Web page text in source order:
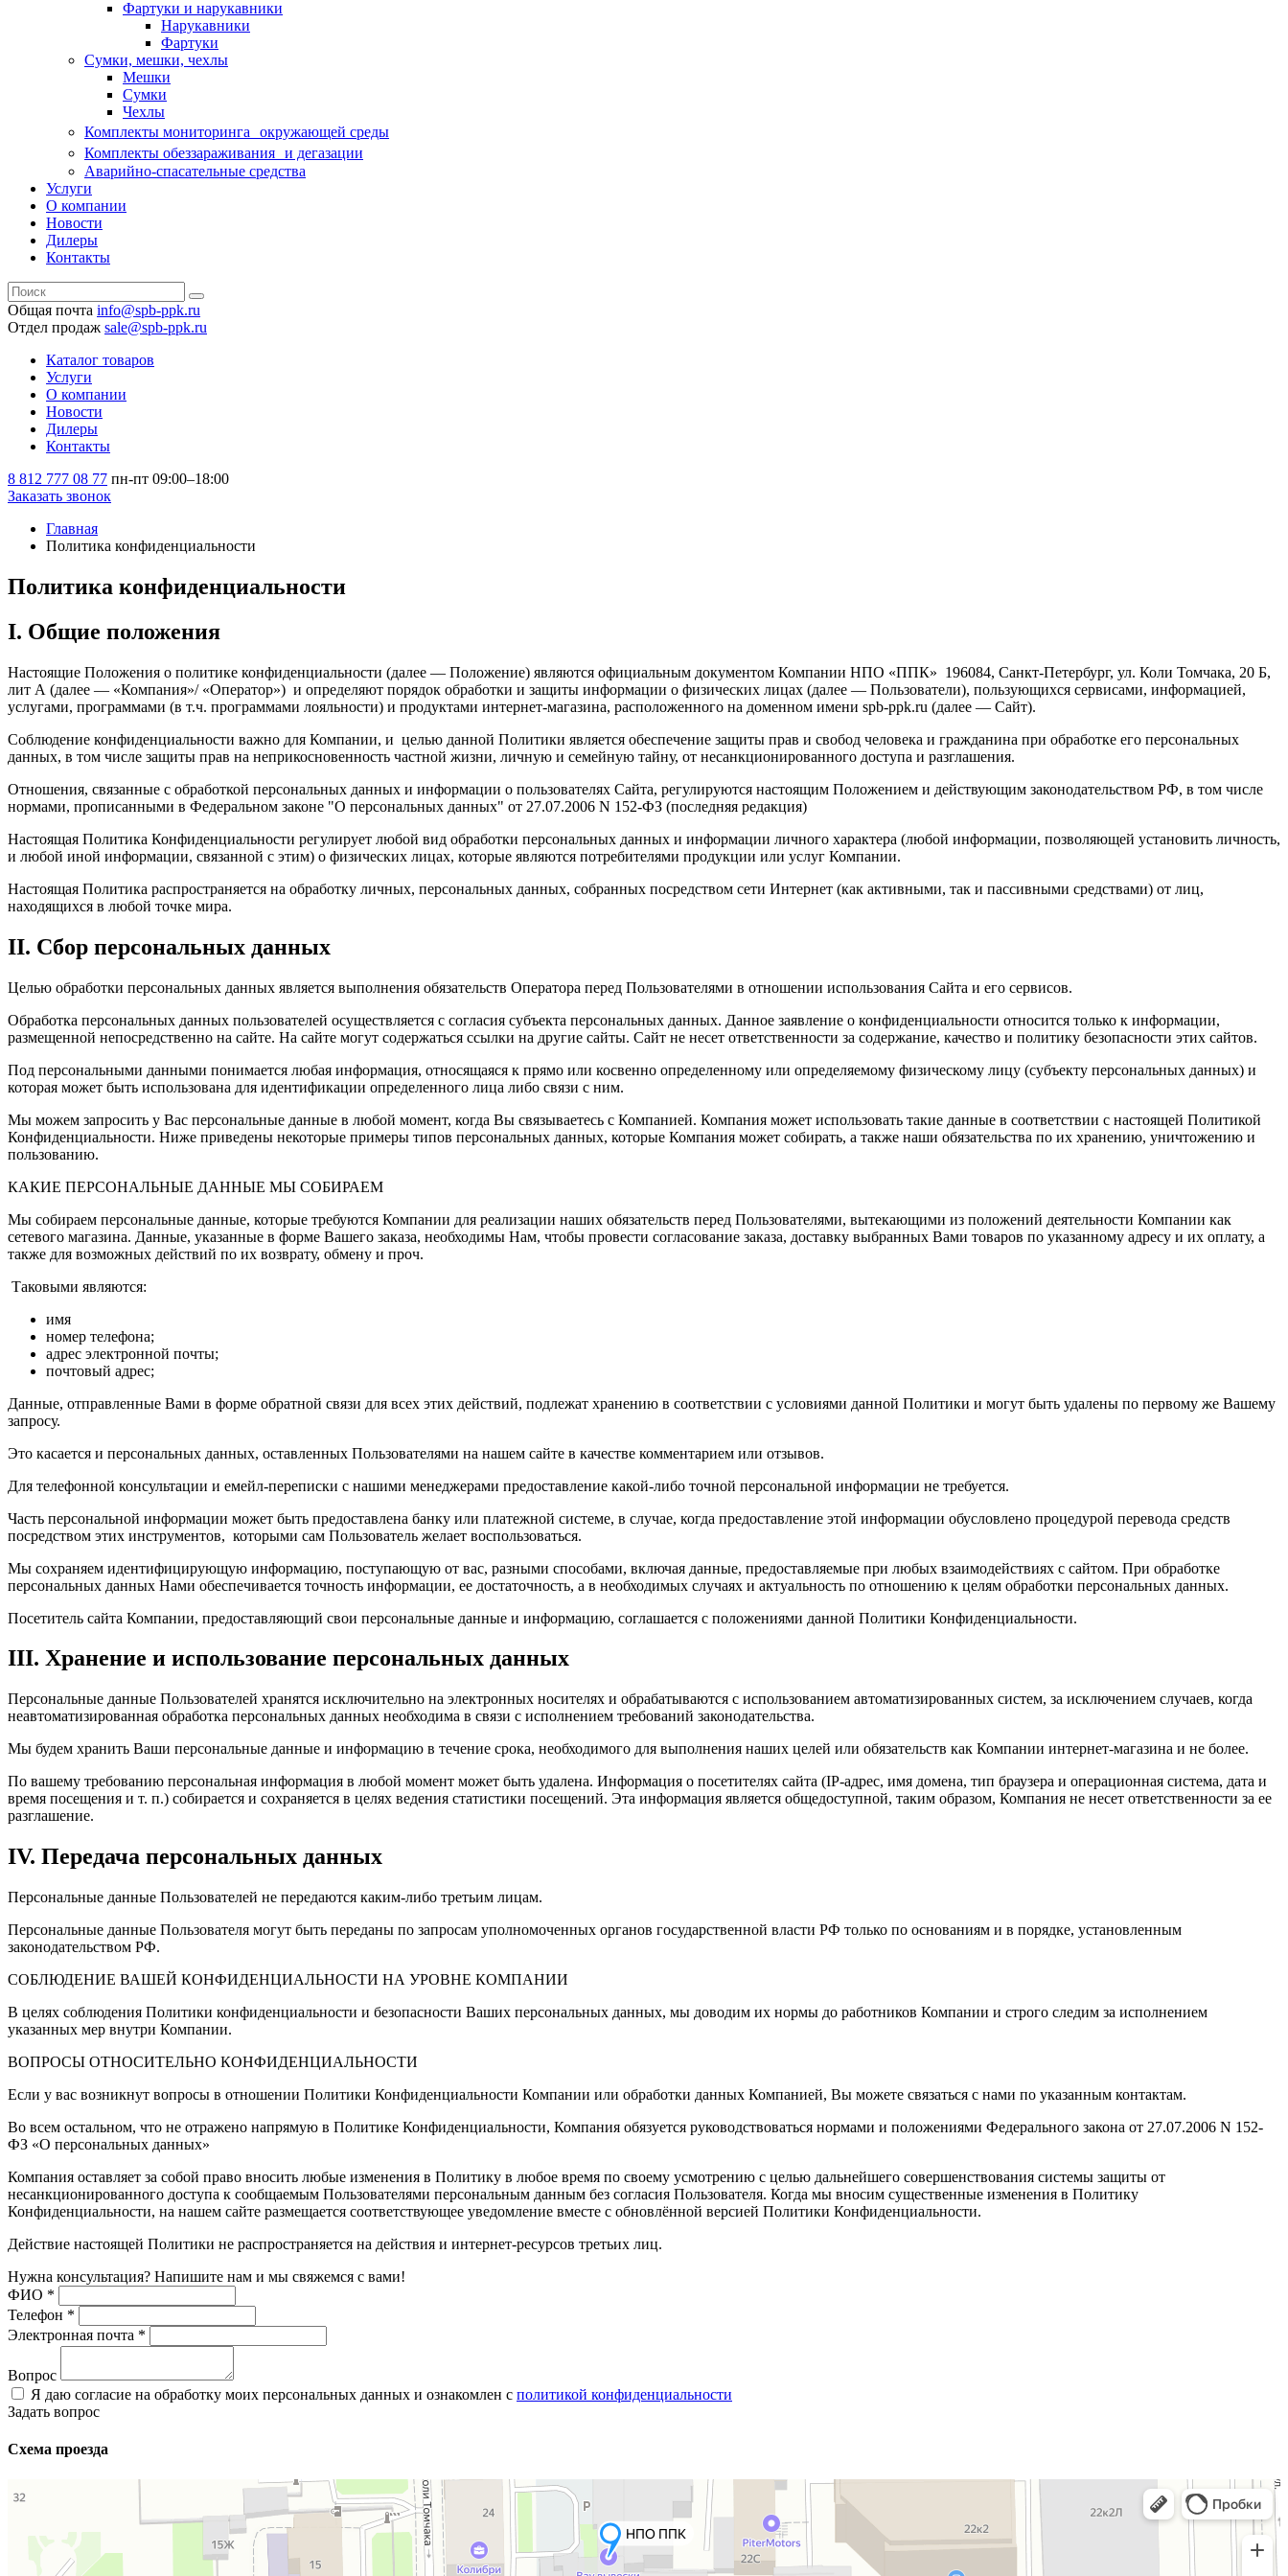
Фартуки и нарукавники
Нарукавники
Фартуки
Сумки, мешки, чехлы
Мешки
Сумки
Чехлы
Комплекты мониторинга окружающей среды
Комплекты обеззараживания и дегазации
Аварийно-спасательные средства
Услуги
О компании
Новости
Дилеры
Контакты
Общая почта info@spb-ppk.ru
Отдел продаж sale@spb-ppk.ru
Каталог товаров
Услуги
О компании
Новости
Дилеры
Контакты
8 812 777 08 77 пн-пт 09:00–18:00
Заказать звонок
Главная
Политика конфиденциальности
Политика конфиденциальности
I. Общие положения
Настоящие Положения о политике конфиденциальности (далее — Положение) являются официальным документом Компании НПО «ППК» 196084, Санкт-Петербург, ул. Коли Томчака, 20 Б,
лит А (далее — «Компания»/ «Оператор») и определяют порядок обработки и защиты информации о физических лицах (далее — Пользователи), пользующихся сервисами, информацией,
услугами, программами (в т.ч. программами лояльности) и продуктами интернет-магазина, расположенного на доменном имени spb-ppk.ru (далее — Сайт).
Соблюдение конфиденциальности важно для Компании, и целью данной Политики является обеспечение защиты прав и свобод человека и гражданина при обработке его персональных
данных, в том числе защиты прав на неприкосновенность частной жизни, личную и семейную тайну, от несанкционированного доступа и разглашения.
Отношения, связанные с обработкой персональных данных и информации о пользователях Сайта, регулируются настоящим Положением и действующим законодательством РФ, в том числе
нормами, прописанными в Федеральном законе "О персональных данных" от 27.07.2006 N 152-ФЗ (последняя редакция)
Настоящая Политика Конфиденциальности регулирует любой вид обработки персональных данных и информации личного характера (любой информации, позволяющей установить личность,
и любой иной информации, связанной с этим) о физических лицах, которые являются потребителями продукции или услуг Компании.
Настоящая Политика распространяется на обработку личных, персональных данных, собранных посредством сети Интернет (как активными, так и пассивными средствами) от лиц,
находящихся в любой точке мира.
II. Сбор персональных данных
Целью обработки персональных данных является выполнения обязательств Оператора перед Пользователями в отношении использования Сайта и его сервисов.
Обработка персональных данных пользователей осуществляется с согласия субъекта персональных данных. Данное заявление о конфиденциальности относится только к информации,
размещенной непосредственно на сайте. На сайте могут содержаться ссылки на другие сайты. Сайт не несет ответственности за содержание, качество и политику безопасности этих сайтов.
Под персональными данными понимается любая информация, относящаяся к прямо или косвенно определенному или определяемому физическому лицу (субъекту персональных данных) и
которая может быть использована для идентификации определенного лица либо связи с ним.
Мы можем запросить у Вас персональные данные в любой момент, когда Вы связываетесь с Компанией. Компания может использовать такие данные в соответствии с настоящей Политикой
Конфиденциальности. Ниже приведены некоторые примеры типов персональных данных, которые Компания может собирать, а также наши обязательства по их хранению, уничтожению и
пользованию.
КАКИЕ ПЕРСОНАЛЬНЫЕ ДАННЫЕ МЫ СОБИРАЕМ
Мы собираем персональные данные, которые требуются Компании для реализации наших обязательств перед Пользователями, вытекающими из положений деятельности Компании как
сетевого магазина. Данные, указанные в форме Вашего заказа, необходимы Нам, чтобы провести согласование заказа, доставку выбранных Вами товаров по указанному адресу и их оплату, а
также для возможных действий по их возврату, обмену и проч.
Таковыми являются:
имя
номер телефона;
адрес электронной почты;
почтовый адрес;
Данные, отправленные Вами в форме обратной связи для всех этих действий, подлежат хранению в соответствии с условиями данной Политики и могут быть удалены по первому же Вашему
запросу.
Это касается и персональных данных, оставленных Пользователями на нашем сайте в качестве комментарием или отзывов.
Для телефонной консультации и емейл-переписки с нашими менеджерами предоставление какой-либо точной персональной информации не требуется.
Часть персональной информации может быть предоставлена банку или платежной системе, в случае, когда предоставление этой информации обусловлено процедурой перевода средств
посредством этих инструментов, которыми сам Пользователь желает воспользоваться.
Мы сохраняем идентифицирующую информацию, поступающую от вас, разными способами, включая данные, предоставляемые при любых взаимодействиях с сайтом. При обработке
персональных данных Нами обеспечивается точность информации, ее достаточность, а в необходимых случаях и актуальность по отношению к целям обработки персональных данных.
Посетитель сайта Компании, предоставляющий свои персональные данные и информацию, соглашается с положениями данной Политики Конфиденциальности.
III. Хранение и использование персональных данных
Персональные данные Пользователей хранятся исключительно на электронных носителях и обрабатываются с использованием автоматизированных систем, за исключением случаев, когда
неавтоматизированная обработка персональных данных необходима в связи с исполнением требований законодательства.
Мы будем хранить Ваши персональные данные и информацию в течение срока, необходимого для выполнения наших целей или обязательств как Компании интернет-магазина и не более.
По вашему требованию персональная информация в любой момент может быть удалена. Информация о посетителях сайта (IP-адрес, имя домена, тип браузера и операционная система, дата и
время посещения и т. п.) собирается и сохраняется в целях ведения статистики посещений. Эта информация является общедоступной, таким образом, Компания не несет ответственности за ее
разглашение.
IV. Передача персональных данных
Персональные данные Пользователей не передаются каким-либо третьим лицам.
Персональные данные Пользователя могут быть переданы по запросам уполномоченных органов государственной власти РФ только по основаниям и в порядке, установленным
законодательством РФ.
СОБЛЮДЕНИЕ ВАШЕЙ КОНФИДЕНЦИАЛЬНОСТИ НА УРОВНЕ КОМПАНИИ
В целях соблюдения Политики конфиденциальности и безопасности Ваших персональных данных, мы доводим их нормы до работников Компании и строго следим за исполнением
указанных мер внутри Компании.
ВОПРОСЫ ОТНОСИТЕЛЬНО КОНФИДЕНЦИАЛЬНОСТИ
Если у вас возникнут вопросы в отношении Политики Конфиденциальности Компании или обработки данных Компанией, Вы можете связаться с нами по указанным контактам.
Во всем остальном, что не отражено напрямую в Политике Конфиденциальности, Компания обязуется руководствоваться нормами и положениями Федерального закона от 27.07.2006 N 152-
ФЗ «О персональных данных»
Компания оставляет за собой право вносить любые изменения в Политику в любое время по своему усмотрению с целью дальнейшего совершенствования системы защиты от
несанкционированного доступа к сообщаемым Пользователями персональным данным без согласия Пользователя. Когда мы вносим существенные изменения в Политику
Конфиденциальности, на нашем сайте размещается соответствующее уведомление вместе с обновлённой версией Политики Конфиденциальности.
Действие настоящей Политики не распространяется на действия и интернет-ресурсов третьих лиц.
Нужна консультация? Напишите нам и мы свяжемся с вами!
ФИО *
Телефон *
Электронная почта *
Вопрос
Я даю согласие на обработку моих персональных данных и ознакомлен с политикой конфиденциальности
Задать вопрос
Схема проезда